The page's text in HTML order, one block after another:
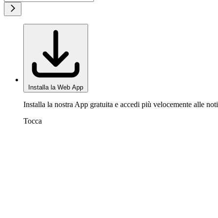
Installa la Web App
Installa la nostra App gratuita e accedi più velocemente alle
Tocca